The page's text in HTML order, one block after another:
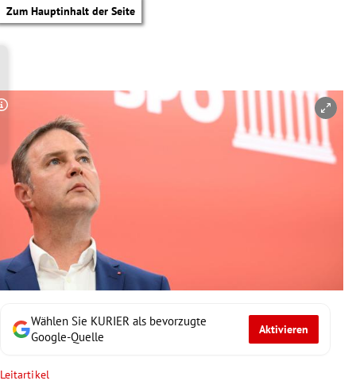
Zum Hauptinhalt der Seite
Untermenü
Untermenü
Wählen Sie KURIER als bevorzugte
Google-Quelle
Aktivieren
Leitartikel
Copyright-Hinweis öffnen/schließen